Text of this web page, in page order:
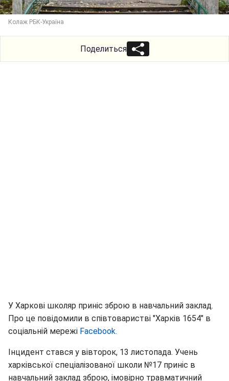
Колаж РБК-Україна
Поделиться
У Харкові школяр приніс зброю в навчальний заклад.
Про це повідомили в співтоваристві "Харків 1654" в
соціальній мережі Facebook.
Інцидент стався у вівторок, 13 листопада. Учень
харківської спеціалізованої школи №17 приніс в
навчальний заклад зброю, імовірно травматичний